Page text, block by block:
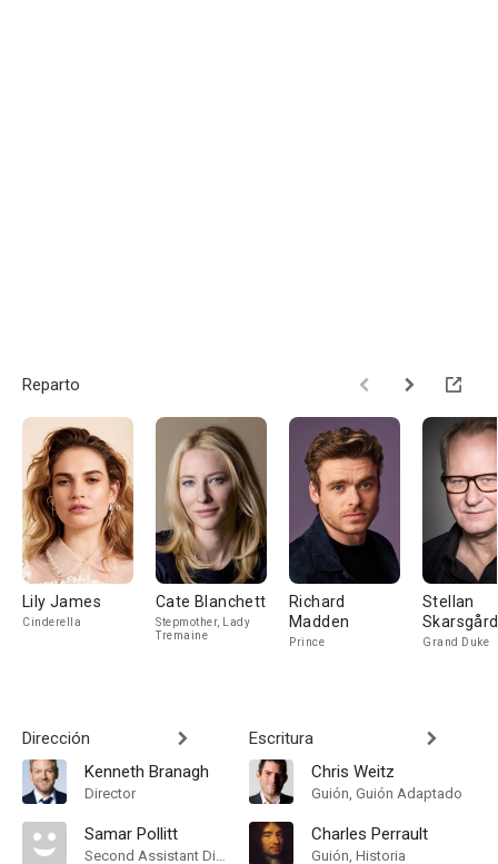
Reparto
Lily James
Cinderella
Cate Blanchett
Stepmother, Lady
Tremaine
Richard
Madden
Prince
Stellan
Skarsgård
Grand Duke
Dirección
Kenneth Branagh
Director
Samar Pollitt
Second Assistant Director
Escritura
Chris Weitz
Guión, Guión Adaptado
Charles Perrault
Guión, Historia